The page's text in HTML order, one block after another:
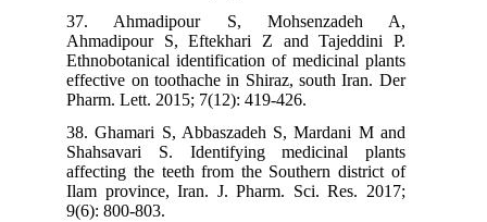
37. Ahmadipour S, Mohsenzadeh A,
Ahmadipour S, Eftekhari Z and Tajeddini P.
Ethnobotanical identification of medicinal plants
effective on toothache in Shiraz, south Iran. Der
Pharm. Lett. 2015; 7(12): 419-426.
38. Ghamari S, Abbaszadeh S, Mardani M and
Shahsavari S. Identifying medicinal plants
affecting the teeth from the Southern district of
Ilam province, Iran. J. Pharm. Sci. Res. 2017;
9(6): 800-803.